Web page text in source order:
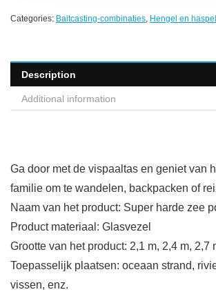
Categories: Baitcasting-combinaties, Hengel en
Description
Additional information
Ga door met de vispaaltas en geniet van
familie om te wandelen, backpacken of
Naam van het product: Super harde zee
Product materiaal: Glasvezel
Grootte van het product: 2,1 m, 2,4 m, 2,7
Toepasselijk plaatsen: oceaan strand,
vissen, enz.